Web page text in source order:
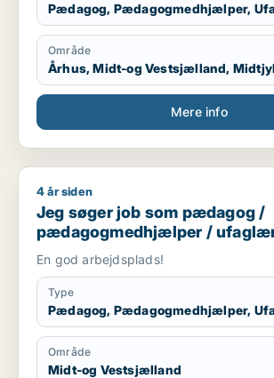
Pædagog, Pædagogmedhjælper,
Område
Århus, Midt-og Vestsjælland,
Mere info
Jeg søger job som pædagog /
4 år siden
Jeg søger job som pædagog /
pædagogmedhjælper /
En god arbejdsplads!
Type
Pædagog, Pædagogmedhjælper,
Område
Midt-og Vestsjælland